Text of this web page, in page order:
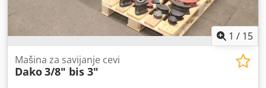
velika masa garantuju dugotrajnost i sigurnu upotrebu u
industrijskim uslovima.
1 / 15
Mašina za savijanje cevi
Dako3/8" bis 3"